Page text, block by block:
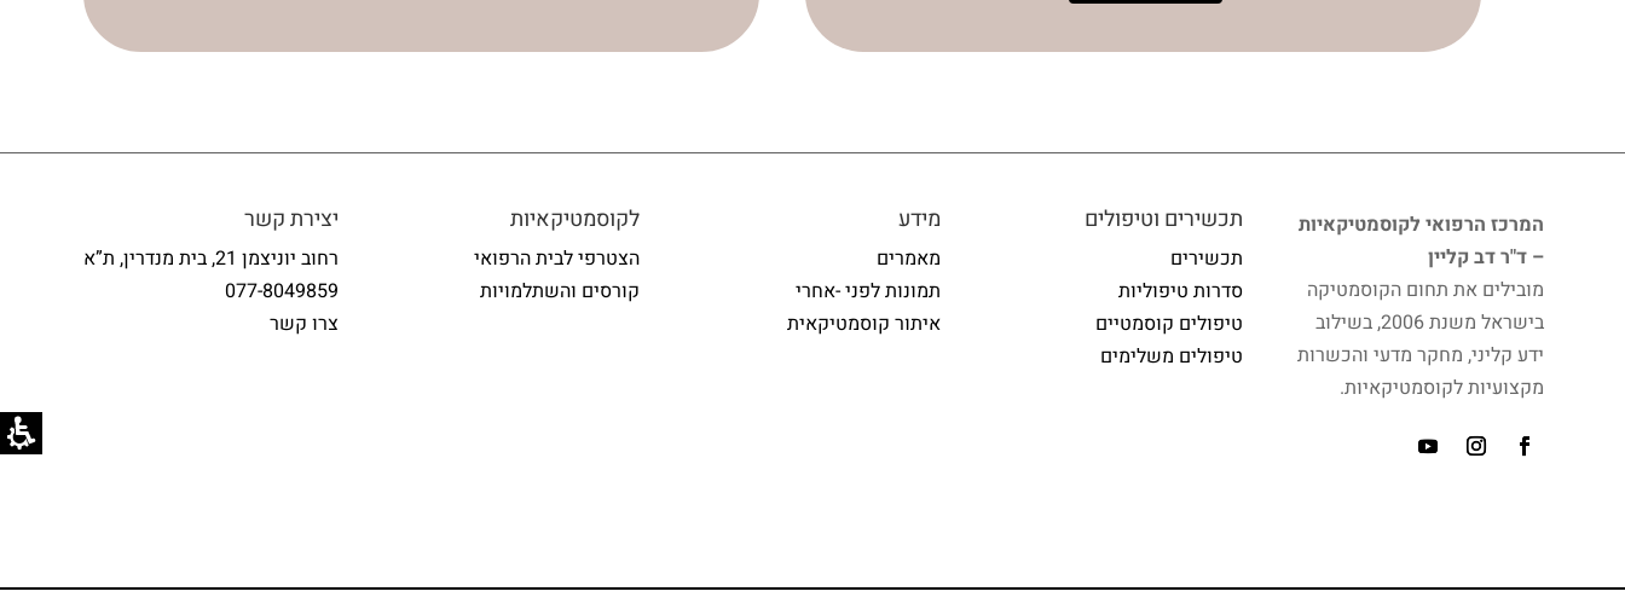
יצירת קשר
רחוב יוניצמן 21, בית מנדרין, ת”א
077-8049859
צרו קשר
לקוסמטיקאיות
הצטרפי לבית הרפואי
קורסים והשתלמויות
מידע
מאמרים
תמונות לפני -אחרי
איתור קוסמטיקאית
תכשירים וטיפולים
תכשירים
סדרות טיפוליות
טיפולים קוסמטיים
טיפולים משלימים
המרכז הרפואי לקוסמטיקאיות
– ד"ר דב קליין
מובילים את תחום הקוסמטיקה
בישראל משנת 2006, בשילוב
ידע קליני, מחקר מדעי והכשרות
מקצועיות לקוסמטיקאיות.